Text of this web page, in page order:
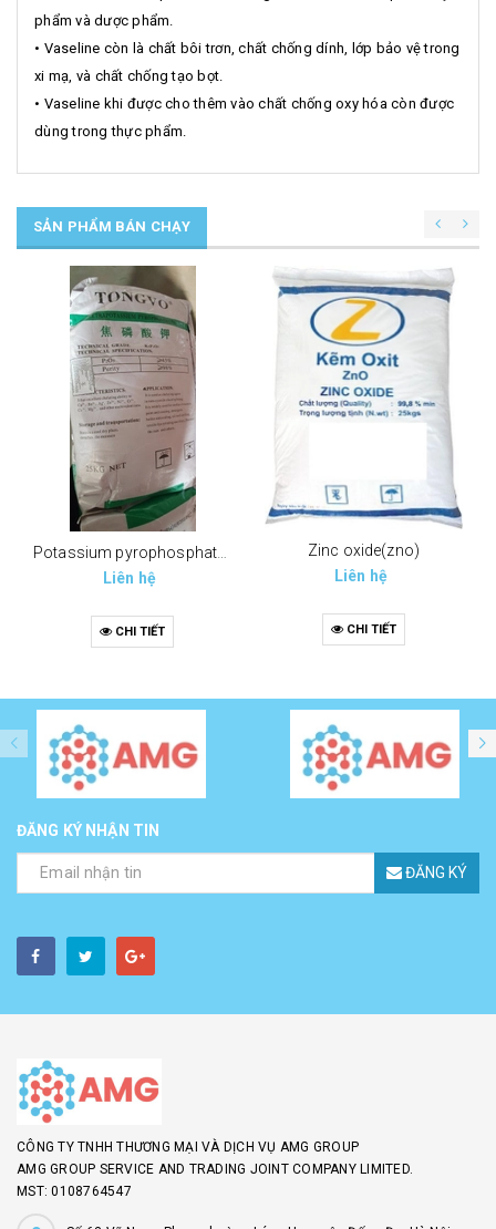
phẩm và dược phẩm.
• Vaseline còn là chất bôi trơn, chất chống dính, lớp bảo vệ trong
xi mạ, và chất chống tạo bọt.
• Vaseline khi được cho thêm vào chất chống oxy hóa còn được
dùng trong thực phẩm.
SẢN PHẨM BÁN CHẠY
Liên hệ
CHI TIẾT
Zinc oxide(zno)
Liên hệ
CHI TIẾT
ĐĂNG KÝ NHẬN TIN
ĐĂNG KÝ
CÔNG TY TNHH THƯƠNG MẠI VÀ DỊCH VỤ AMG GROUP
AMG GROUP SERVICE AND TRADING JOINT COMPANY LIMITED.
MST: 0108764547